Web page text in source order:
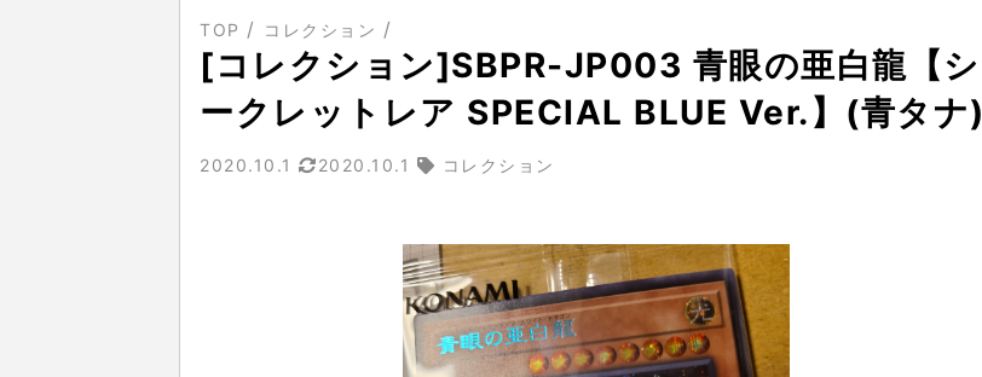
TOP コレクション
[コレクション]SBPR-JP003 青眼の亜白龍【シ
ークレットレア SPECIAL BLUE Ver.】(青タナ)
2020.10.1 2020.10.1 コレクション